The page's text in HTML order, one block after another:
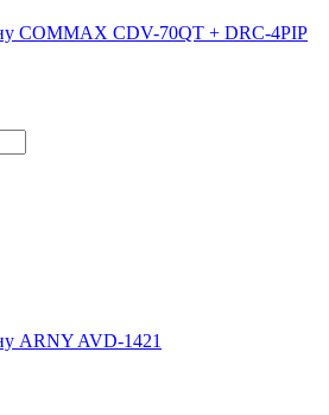
COMMAX CDV-70QT + DRC-4PIP
ARNY AVD-1421